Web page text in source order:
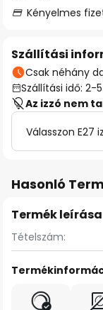
Kényelmes
Szállítási
Csak néhány
Szállítási idő: 2-
Az izzó nem
Válasszon E27
Hasonló
Termék leírása
Tételszám: